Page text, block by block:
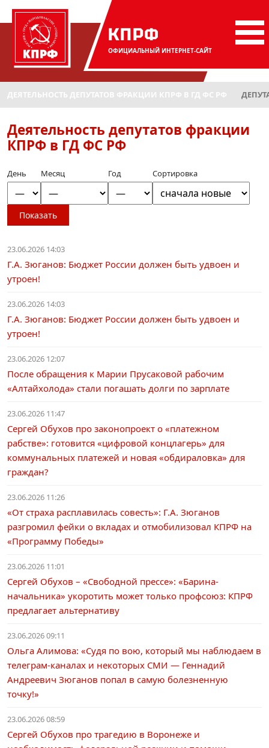
КПРФ
ОФИЦИАЛЬНЫЙ ИНТЕРНЕТ-САЙТ
ДЕЯТЕЛЬНОСТЬ ДЕПУТАТОВ ФРАКЦИИ КПРФ В ГД ФС РФ
Деятельность депутатов фракции
КПРФ в ГД ФС РФ
День Месяц Год Сортировка
Показать
23.06.2026 14:03
Г.А. Зюганов: Бюджет России должен быть удвоен и
утроен!
23.06.2026 14:03
Г.А. Зюганов: Бюджет России должен быть удвоен и
утроен!
23.06.2026 12:07
После обращения к Марии Прусаковой рабочим
«Алтайхолода» стали погашать долги по зарплате
23.06.2026 11:47
Сергей Обухов про законопроект о «платежном
рабстве»: готовится «цифровой концлагерь» для
коммунальных платежей и новая «обдираловка» для
граждан?
23.06.2026 11:26
«От страха расплавилась совесть»: Г.А. Зюганов
разгромил фейки о вкладах и отмобилизовал КПРФ на
«Программу Победы»
23.06.2026 11:01
Сергей Обухов – «Свободной прессе»: «Барина-
начальника» укоротить может только профсоюз: КПРФ
предлагает альтернативу
23.06.2026 09:11
Ольга Алимова: «Судя по вою, который мы наблюдаем в
телеграм-каналах и некоторых СМИ — Геннадий
Андреевич Зюганов попал в самую болезненную
точку!»
23.06.2026 08:59
Сергей Обухов про трагедию в Воронеже и